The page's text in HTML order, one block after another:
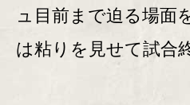
ュ目前まで迫る場面
は粘りを見せて試合